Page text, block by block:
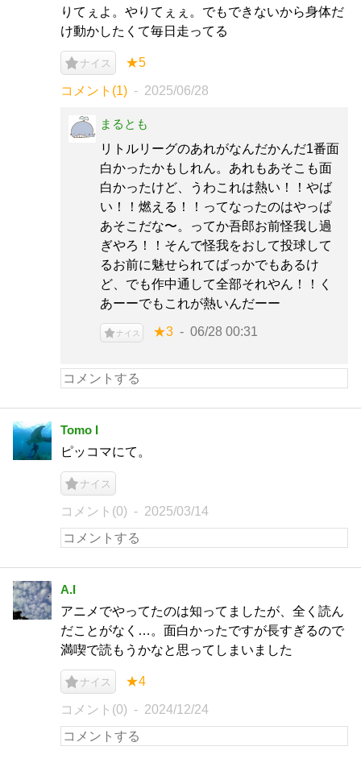
りてぇよ。やりてぇぇ。でもできないから身体だ
け動かしたくて毎日走ってる
ナイス ★5
コメント(1) 2025/06/28
まるとも
リトルリーグのあれがなんだかんだ1番面
白かったかもしれん。あれもあそこも面
白かったけど、うわこれは熱い！！やば
い！！燃える！！ってなったのはやっぱ
あそこだな〜。ってか吾郎お前怪我し過
ぎやろ！！そんで怪我をおして投球して
るお前に魅せられてばっかでもあるけ
ど、でも作中通して全部それやん！！く
あーーでもこれが熱いんだーー
ナイス ★3 06/28 00:31
Tomo I
ピッコマにて。
ナイス
コメント(0) 2025/03/14
A.I
アニメでやってたのは知ってましたが、全く読ん
だことがなく…。面白かったですが長すぎるので
満喫で読もうかなと思ってしまいました
ナイス ★4
コメント(0) 2024/12/24